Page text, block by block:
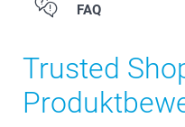
FAQ
Trusted